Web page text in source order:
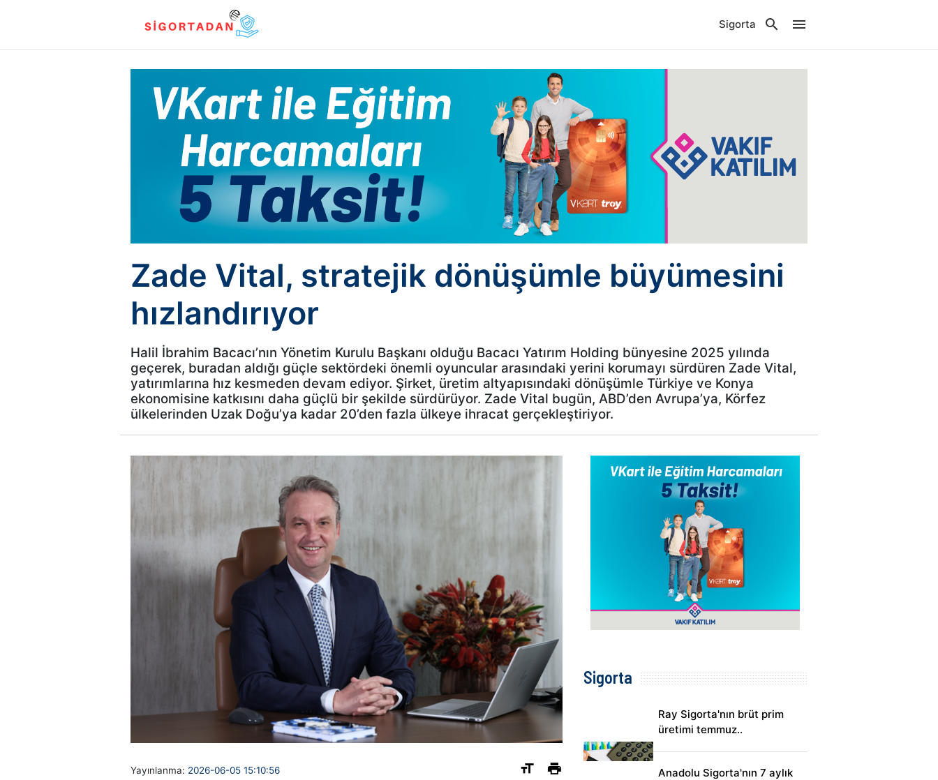
Sigorta
Zade Vital, stratejik dönüşümle büyümesini
hızlandırıyor
Halil İbrahim Bacacı’nın Yönetim Kurulu Başkanı olduğu Bacacı Yatırım Holding bünyesine 2025 yılında
geçerek, buradan aldığı güçle sektördeki önemli oyuncular arasındaki yerini korumayı sürdüren Zade Vital,
yatırımlarına hız kesmeden devam ediyor. Şirket, üretim altyapısındaki dönüşümle Türkiye ve Konya
ekonomisine katkısını daha güçlü bir şekilde sürdürüyor. Zade Vital bugün, ABD’den Avrupa’ya, Körfez
ülkelerinden Uzak Doğu’ya kadar 20’den fazla ülkeye ihracat gerçekleştiriyor.
Yayınlanma: 2026-06-05 15:10:56
Sigorta
Ray Sigorta'nın brüt prim
üretimi temmuz..
Anadolu Sigorta'nın 7 aylık